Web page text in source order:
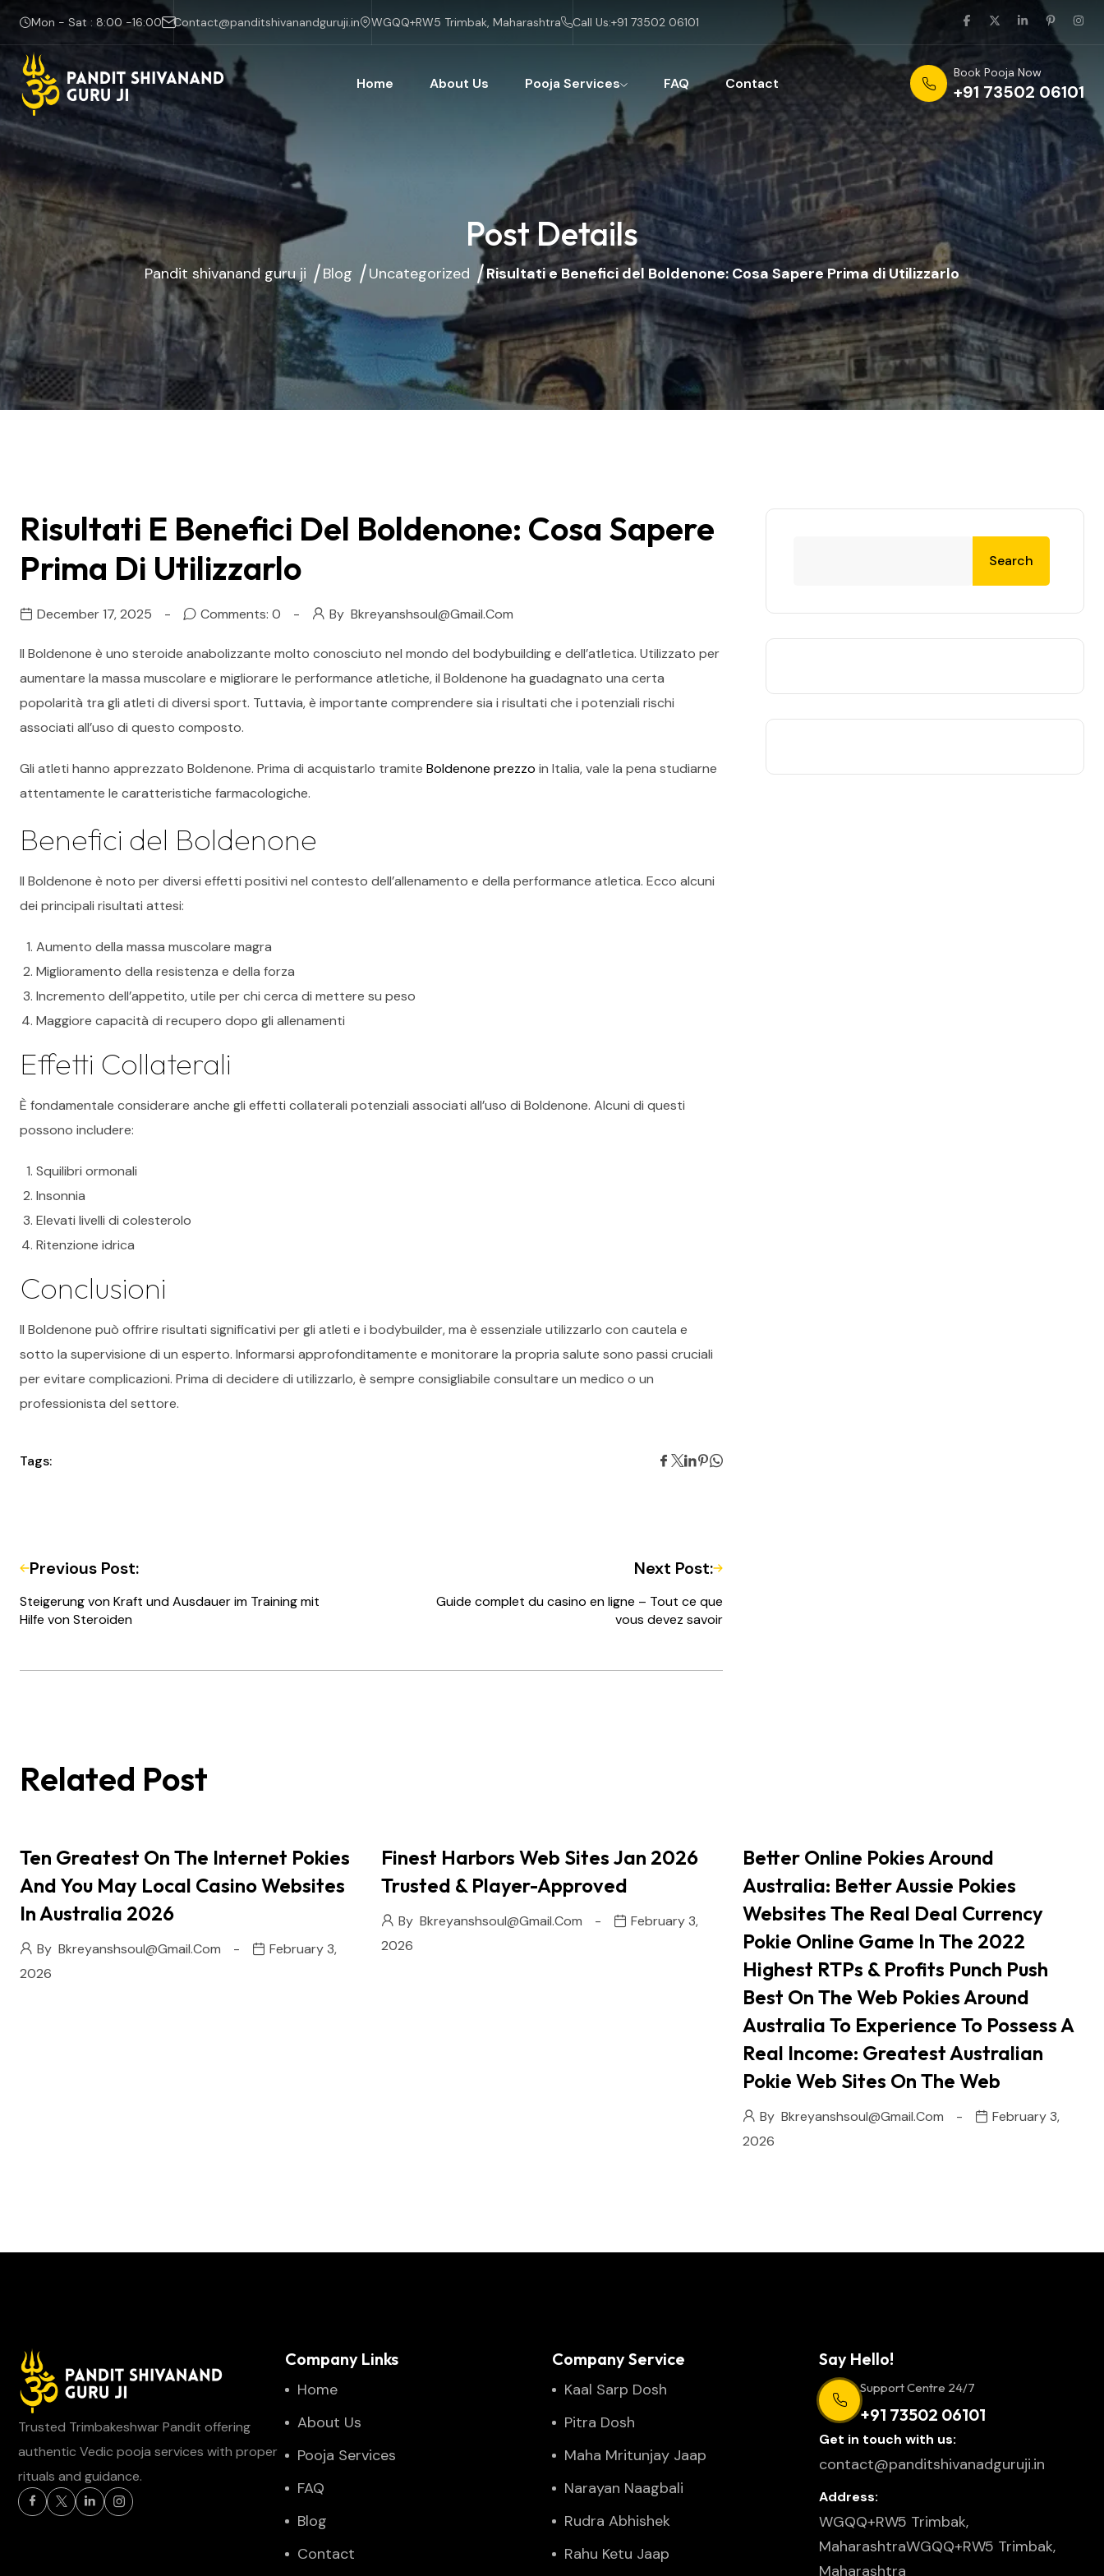
Mon - Sat : 8:00 -16:00 Contact@panditshivanandguruji.in WGQQ+RW5 Trimbak, Maharashtra Call Us:+91 73502 06101
Home About Us Pooja Services FAQ Contact
Book Pooja Now
+91 73502 06101
Post Details
Pandit shivanand guru ji Blog Uncategorized Risultati e Benefici del Boldenone: Cosa Sapere Prima di Utilizzarlo
Risultati E Benefici Del Boldenone: Cosa Sapere
Prima Di Utilizzarlo
December 17, 2025 Comments: 0 By Bkreyanshsoul@gmail.com
Il Boldenone è uno steroide anabolizzante molto conosciuto nel mondo del bodybuilding e dell’atletica. Utilizzato per
aumentare la massa muscolare e migliorare le performance atletiche, il Boldenone ha guadagnato una certa
popolarità tra gli atleti di diversi sport. Tuttavia, è importante comprendere sia i risultati che i potenziali rischi
associati all’uso di questo composto.
Gli atleti hanno apprezzato Boldenone. Prima di acquistarlo tramite Boldenone prezzo in Italia, vale la pena studiarne
attentamente le caratteristiche farmacologiche.
Benefici del Boldenone
Il Boldenone è noto per diversi effetti positivi nel contesto dell’allenamento e della performance atletica. Ecco alcuni
dei principali risultati attesi:
Aumento della massa muscolare magra
Miglioramento della resistenza e della forza
Incremento dell’appetito, utile per chi cerca di mettere su peso
Maggiore capacità di recupero dopo gli allenamenti
Effetti Collaterali
È fondamentale considerare anche gli effetti collaterali potenziali associati all’uso di Boldenone. Alcuni di questi
possono includere:
Squilibri ormonali
Insonnia
Elevati livelli di colesterolo
Ritenzione idrica
Conclusioni
Il Boldenone può offrire risultati significativi per gli atleti e i bodybuilder, ma è essenziale utilizzarlo con cautela e
sotto la supervisione di un esperto. Informarsi approfonditamente e monitorare la propria salute sono passi cruciali
per evitare complicazioni. Prima di decidere di utilizzarlo, è sempre consigliabile consultare un medico o un
professionista del settore.
Tags:
Previous Post:
Steigerung von Kraft und Ausdauer im Training mit
Hilfe von Steroiden
Next Post:
Guide complet du casino en ligne – Tout ce que
vous devez savoir
Search
Related Post
Ten Greatest On The Internet Pokies
And You May Local Casino Websites
In Australia 2026
By Bkreyanshsoul@gmail.com
February 3,
2026
Finest Harbors Web Sites Jan 2026
Trusted & Player-Approved
By Bkreyanshsoul@gmail.com
February 3,
2026
Better Online Pokies Around
Australia: Better Aussie Pokies
Websites The Real Deal Currency
Pokie Online Game In The 2022
Highest RTPs & Profits Punch Push
Best On The Web Pokies Around
Australia To Experience To Possess A
Real Income: Greatest Australian
Pokie Web Sites On The Web
By Bkreyanshsoul@gmail.com
February 3,
2026
Trusted Trimbakeshwar Pandit offering
authentic Vedic pooja services with proper
rituals and guidance.
Company Links
Home
About Us
Pooja Services
FAQ
Blog
Contact
Company Service
Kaal Sarp Dosh
Pitra Dosh
Maha Mritunjay Jaap
Narayan Naagbali
Rudra Abhishek
Rahu Ketu Jaap
Say Hello!
Support Centre 24/7
+91 73502 06101
Get in touch with us:
contact@panditshivanadguruji.in
Address:
WGQQ+RW5 Trimbak,
MaharashtraWGQQ+RW5 Trimbak,
Maharashtra